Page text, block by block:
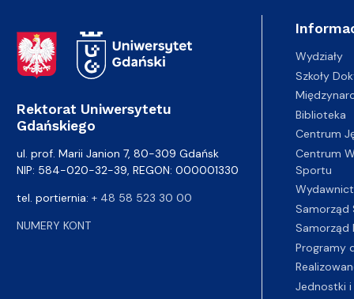
Adres Rektoratu
Rektorat Uniwersytetu
Gdańskiego
ul. prof. Marii Janion 7, 80-309 Gdańsk
NIP: 584-020-32-39, REGON: 000001330
tel. portiernia: + 48 58 523 30 00
NUMERY KONT
Wydziały
Szkoły
Biblioteka
Centrum
Centrum
Sportu
Samorząd
Programy
Jednostki i